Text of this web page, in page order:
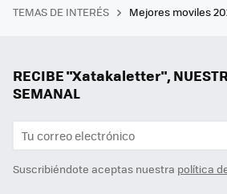
TEMAS DE INTERÉS Mejores moviles
RECIBE "Xatakaletter",
SEMANAL
Suscribiéndote aceptas nuestra política